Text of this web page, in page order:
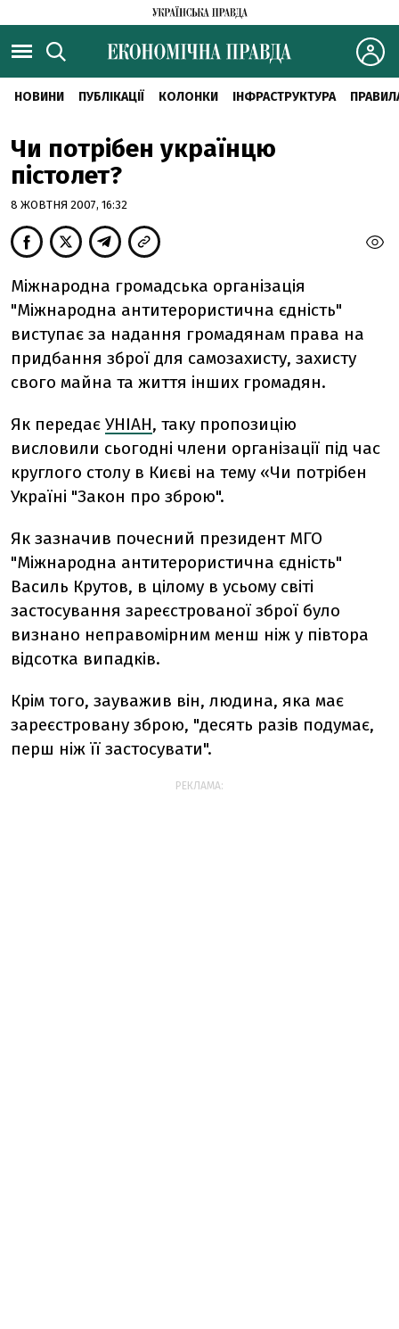
НОВИНИ ПУБЛІКАЦІЇ КОЛОНКИ ІНФРАСТРУКТУРА
Чи потрібен українцю
пістолет?
8 ЖОВТНЯ 2007, 16:32
Міжнародна громадська організація
"Міжнародна антитерористична єдність"
виступає за надання громадянам права на
придбання зброї для самозахисту, захисту
свого майна та життя інших громадян.
Як передає УНІАН, таку пропозицію
висловили сьогодні члени організації під час
круглого столу в Києві на тему «Чи потрібен
Україні "Закон про зброю".
Як зазначив почесний президент МГО
"Міжнародна антитерористична єдність"
Василь Крутов, в цілому в усьому світі
застосування зареєстрованої зброї було
визнано неправомірним менш ніж у півтора
відсотка випадків.
Крім того, зауважив він, людина, яка має
зареєстровану зброю, "десять разів подумає,
перш ніж її застосувати".
РЕКЛАМА: